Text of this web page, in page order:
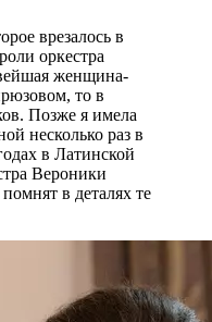
врезалось в
оркестра
женщина-
то в
Позже я имела
несколько раз в
в Латинской
Вероники
в деталях те